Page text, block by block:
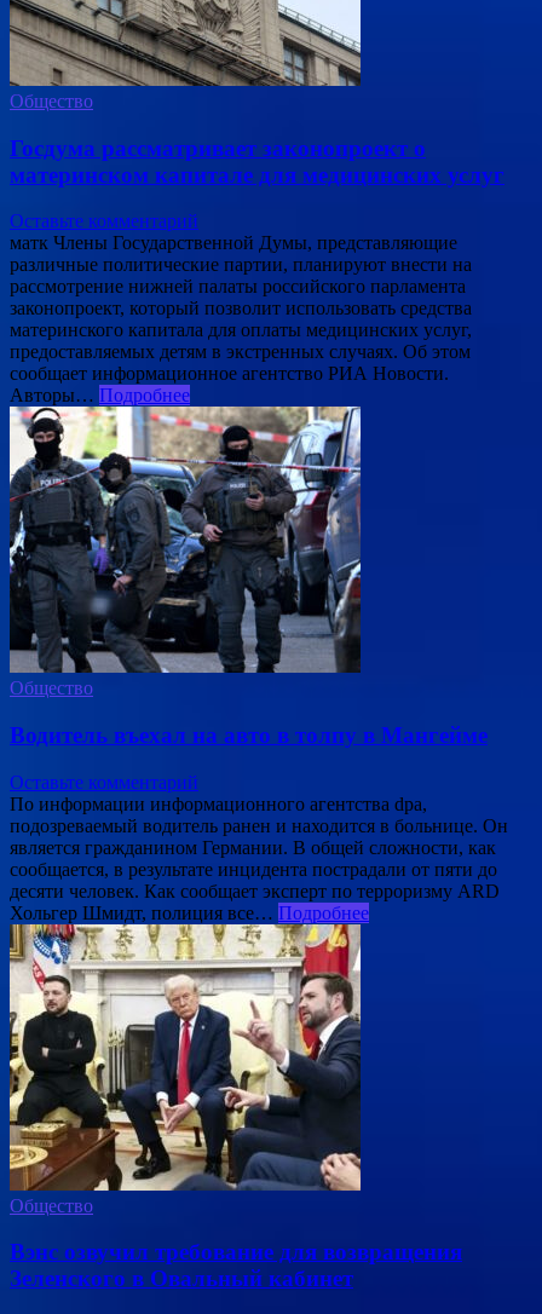
Общество
Госдума рассматривает законопроект о
материнском капитале для медицинских услуг
Оставьте комментарий
матк Члены Государственной Думы, представляющие
различные политические партии, планируют внести на
рассмотрение нижней палаты российского парламента
законопроект, который позволит использовать средства
материнского капитала для оплаты медицинских услуг,
предоставляемых детям в экстренных случаях. Об этом
сообщает информационное агентство РИА Новости.
Авторы… Подробнее
Общество
Водитель въехал на авто в толпу в Мангейме
Оставьте комментарий
По информации информационного агентства dpa,
подозреваемый водитель ранен и находится в больнице. Он
является гражданином Германии. В общей сложности, как
сообщается, в результате инцидента пострадали от пяти до
десяти человек. Как сообщает эксперт по терроризму ARD
Хольгер Шмидт, полиция все… Подробнее
Общество
Вэнс озвучил требование для возвращения
Зеленского в Овальный кабинет